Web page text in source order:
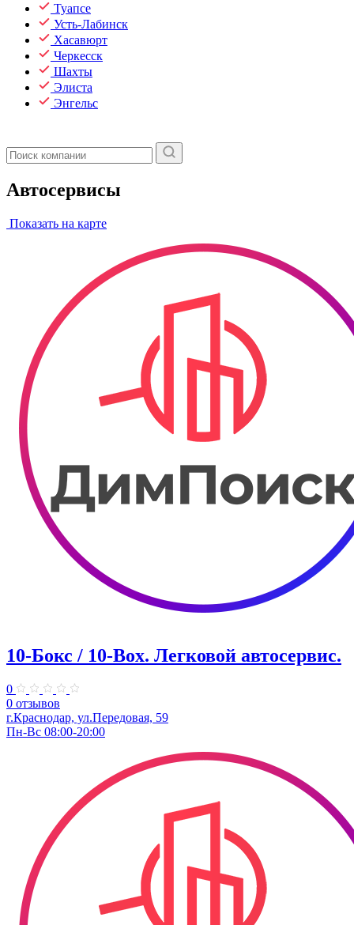
Туапсе
Усть-Лабинск
Хасавюрт
Черкесск
Шахты
Элиста
Энгельс
Автосервисы
Показать на карте
10-Бокс / 10-Box. ​Легковой автосервис.
0
0 отзывов
г.Краснодар, ул.Передовая, 59
Пн-Вс 08:00-20:00